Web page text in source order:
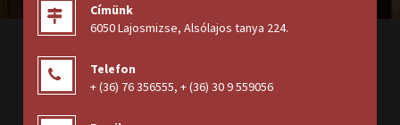
Címünk
6050 Lajosmizse, Alsólajos tanya 224.
Telefon
+ (36) 76 356555, + (36) 30 9 559056